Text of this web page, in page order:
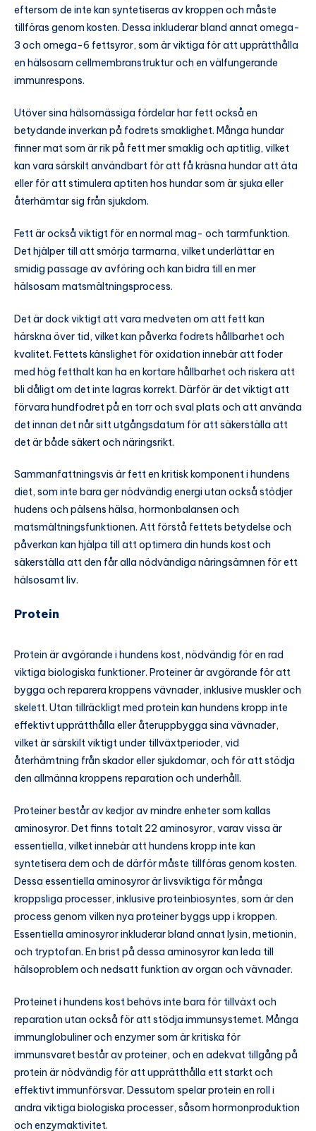
eftersom de inte kan syntetiseras av kroppen och måste
tillföras genom kosten. Dessa inkluderar bland annat omega-
3 och omega-6 fettsyror, som är viktiga för att upprätthålla
en hälsosam cellmembranstruktur och en välfungerande
immunrespons.
Utöver sina hälsomässiga fördelar har fett också en
betydande inverkan på fodrets smaklighet. Många hundar
finner mat som är rik på fett mer smaklig och aptitlig, vilket
kan vara särskilt användbart för att få kräsna hundar att äta
eller för att stimulera aptiten hos hundar som är sjuka eller
återhämtar sig från sjukdom.
Fett är också viktigt för en normal mag- och tarmfunktion.
Det hjälper till att smörja tarmarna, vilket underlättar en
smidig passage av avföring och kan bidra till en mer
hälsosam matsmältningsprocess.
Det är dock viktigt att vara medveten om att fett kan
härskna över tid, vilket kan påverka fodrets hållbarhet och
kvalitet. Fettets känslighet för oxidation innebär att foder
med hög fetthalt kan ha en kortare hållbarhet och riskera att
bli dåligt om det inte lagras korrekt. Därför är det viktigt att
förvara hundfodret på en torr och sval plats och att använda
det innan det når sitt utgångsdatum för att säkerställa att
det är både säkert och näringsrikt.
Sammanfattningsvis är fett en kritisk komponent i hundens
diet, som inte bara ger nödvändig energi utan också stödjer
hudens och pälsens hälsa, hormonbalansen och
matsmältningsfunktionen. Att förstå fettets betydelse och
påverkan kan hjälpa till att optimera din hunds kost och
säkerställa att den får alla nödvändiga näringsämnen för ett
hälsosamt liv.
Protein
Protein är avgörande i hundens kost, nödvändig för en rad
viktiga biologiska funktioner. Proteiner är avgörande för att
bygga och reparera kroppens vävnader, inklusive muskler och
skelett. Utan tillräckligt med protein kan hundens kropp inte
effektivt upprätthålla eller återuppbygga sina vävnader,
vilket är särskilt viktigt under tillväxtperioder, vid
återhämtning från skador eller sjukdomar, och för att stödja
den allmänna kroppens reparation och underhåll.
Proteiner består av kedjor av mindre enheter som kallas
aminosyror. Det finns totalt 22 aminosyror, varav vissa är
essentiella, vilket innebär att hundens kropp inte kan
syntetisera dem och de därför måste tillföras genom kosten.
Dessa essentiella aminosyror är livsviktiga för många
kroppsliga processer, inklusive proteinbiosyntes, som är den
process genom vilken nya proteiner byggs upp i kroppen.
Essentiella aminosyror inkluderar bland annat lysin, metionin,
och tryptofan. En brist på dessa aminosyror kan leda till
hälsoproblem och nedsatt funktion av organ och vävnader.
Proteinet i hundens kost behövs inte bara för tillväxt och
reparation utan också för att stödja immunsystemet. Många
immunglobuliner och enzymer som är kritiska för
immunsvaret består av proteiner, och en adekvat tillgång på
protein är nödvändig för att upprätthålla ett starkt och
effektivt immunförsvar. Dessutom spelar protein en roll i
andra viktiga biologiska processer, såsom hormonproduktion
och enzymaktivitet.